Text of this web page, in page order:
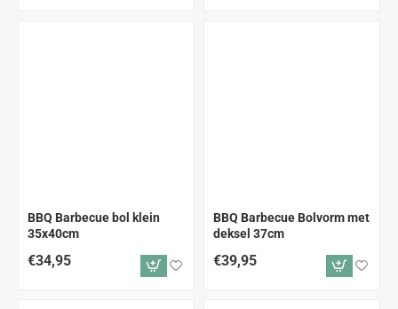
BBQ Barbecue bol klein
35x40cm
€34,95
BBQ Barbecue Bolvorm met
deksel 37cm
€39,95